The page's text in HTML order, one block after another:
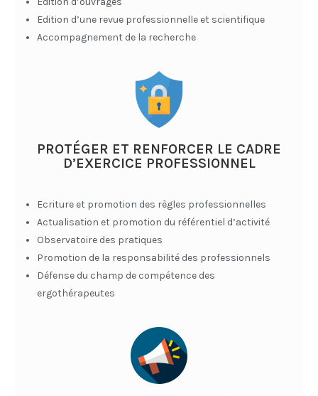
Edition d’une revue professionnelle et scientifique
Accompagnement de la recherche
PROTÉGER ET RENFORCER LE CADRE
D’EXERCICE PROFESSIONNEL
Ecriture et promotion des règles professionnelles
Actualisation et promotion du référentiel d’activité
Observatoire des pratiques
Promotion de la responsabilité des professionnels
Défense du champ de compétence des
ergothérapeutes